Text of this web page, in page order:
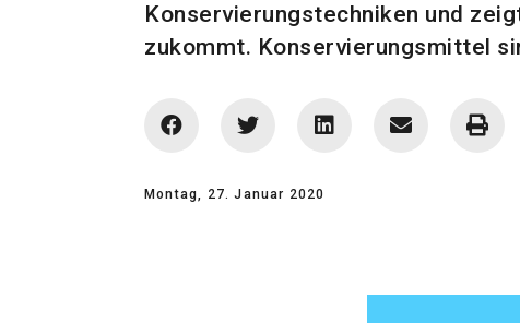
Konservierungstechniken und
zukommt. Konservierungsmittel
Montag, 27. Januar 2020